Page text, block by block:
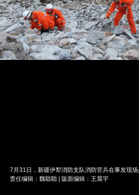
7月31日，新疆伊犁消防支队消防官兵在事发现
责任编辑：魏聪聪 | 版面编辑：王晨宇